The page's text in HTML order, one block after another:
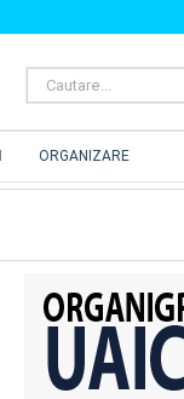
Cautare...
ORGANIZARE